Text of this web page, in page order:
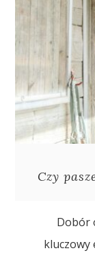
Czy
Dobór
kluczowy